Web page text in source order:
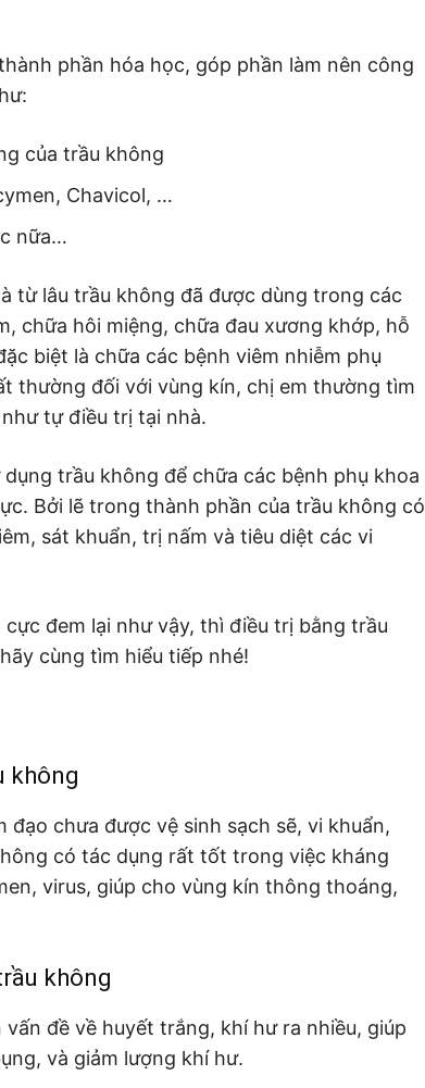
phần hóa học, góp phần làm nên công
của trầu không
Chavicol, …
nữa…
từ lâu trầu không đã được dùng trong các
chữa hôi miệng, chữa đau xương khớp, hỗ
biệt là chữa các bệnh viêm nhiễm phụ
thường đối với vùng kín, chị em thường tìm
tự điều trị tại nhà.
trầu không để chữa các bệnh phụ khoa
Bởi lẽ trong thành phần của trầu không có
sát khuẩn, trị nấm và tiêu diệt các vi
đem lại như vậy, thì điều trị bằng trầu
cùng tìm hiểu tiếp nhé!
không
chưa được vệ sinh sạch sẽ, vi khuẩn,
có tác dụng rất tốt trong việc kháng
virus, giúp cho vùng kín thông thoáng,
không
đề về huyết trắng, khí hư ra nhiều, giúp
và giảm lượng khí hư.